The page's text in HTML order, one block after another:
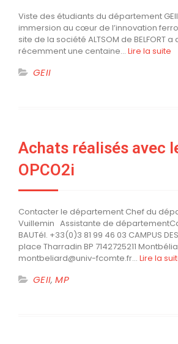
Viste des étudiants du département GEII
immersion au cœur de l’innovation
site de la société ALTSOM de BELFORT
récemment une centaine… Lire la suite
GEII
Achats réalisés avec
OPCO2i
Contacter le département Chef du
Vuillemin Assistante de
BAUTél. +33(0)3 81 99 46 03 CAMPUS
place Tharradin BP 7142725211
montbeliard@univ-fcomte.fr… Lire la
GEII,MP